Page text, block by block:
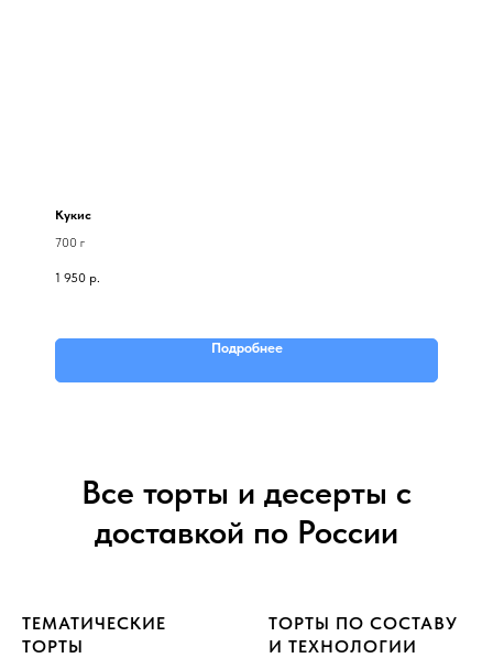
Кукис
700 г
1 950 р.
Подробнее
Все торты и десерты с
доставкой по России
ТЕМАТИЧЕСКИЕ
ТОРТЫ
ТОРТЫ ПО СОСТАВУ
И ТЕХНОЛОГИИ